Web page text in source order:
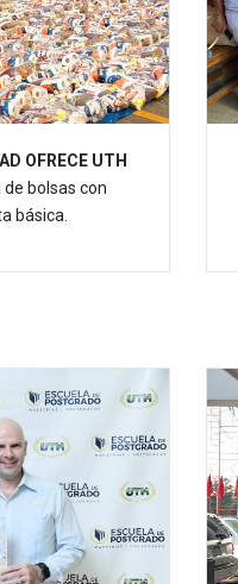
OFRECE UTH
bolsas con
básica.